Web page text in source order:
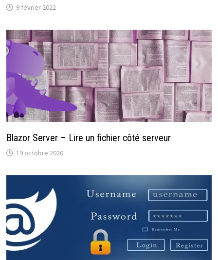
9 février 2022
Blazor Server – Lire un fichier côté serveur
19 octobre 2020